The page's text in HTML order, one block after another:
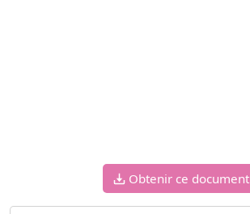
Obtenir ce document